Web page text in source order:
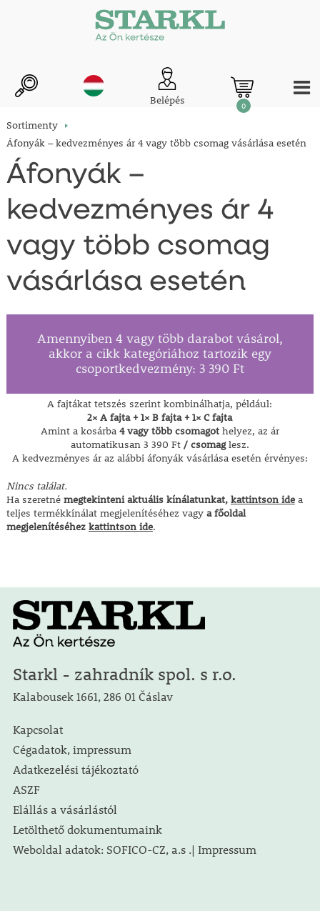
Belépés 0
Sortimenty
Áfonyák – kedvezményes ár 4 vagy több csomag vásárlása esetén
Áfonyák –
kedvezményes ár 4
vagy több csomag
vásárlása esetén
Amennyiben 4 vagy több darabot vásárol,
akkor a cikk kategóriához tartozik egy
csoportkedvezmény: 3 390 Ft
Afajtákattetszés szerintkombinálhatja,például:
2×Afajta +1×Bfajta +1×Cfajta
Amint a kosárba 4vagytöbb csomagot helyez, az ár
automatikusan 3 390 Ft/ csomag lesz.
A kedvezményes áraz alábbi áfonyák vásárlása esetén érvényes:
Nincs találat.
Ha szeretné megtekinteni aktuális kínálatunkat, kattintson idea
teljes termékkínálat megjelenítéséhez vagy a főoldal
megjelenítéséhez kattintson ide.
Starkl - zahradník spol. s r.o.
Kalabousek 1661, 286 01 Čáslav
Kapcsolat
Cégadatok, impressum
Adatkezelési tájékoztató
ASZF
Elállás a vásárlástól
Letölthető dokumentumaink
Weboldal adatok: SOFICO-CZ, a.s .| Impressum